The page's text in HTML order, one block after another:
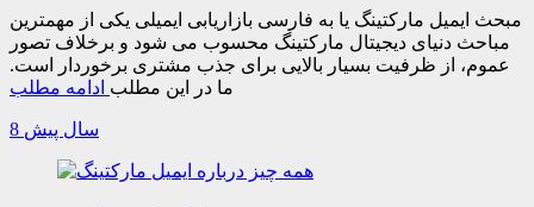
مبحث ایمیل مارکتینگ یا به فارسی بازاریابی ایمیلی یکی از مهمترین
مباحث دنیای دیجیتال مارکتینگ محسوب می شود و برخلاف تصور
عموم، از ظرفیت بسیار بالایی برای جذب مشتری برخوردار است.
ما در این مطلب ادامه مطلب
8 سال پیش